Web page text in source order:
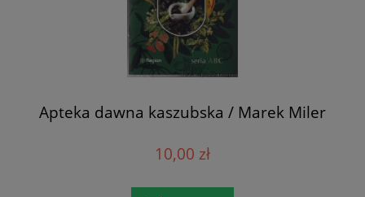
Apteka dawna kaszubska / Marek Miler
10,00 zł